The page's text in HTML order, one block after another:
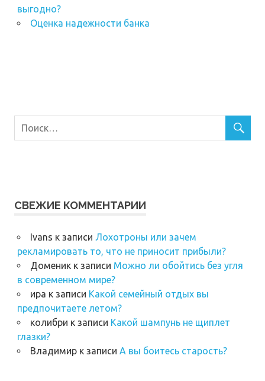
выгодно?
Оценка надежности банка
СВЕЖИЕ КОММЕНТАРИИ
Ivans к записи Лохотроны или зачем
рекламировать то, что не приносит прибыли?
Доменикк записи Можно ли обойтись без угля
в современном мире?
ира к записи Какой семейный отдых вы
предпочитаете летом?
колибри к записи Какой шампунь не щиплет
глазки?
Владимирк записи А вы боитесь старость?